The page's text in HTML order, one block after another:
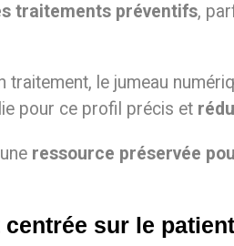
traitements préventifs,
le jumeau
pour ce profil précis et
ressource préservée
sur le patient